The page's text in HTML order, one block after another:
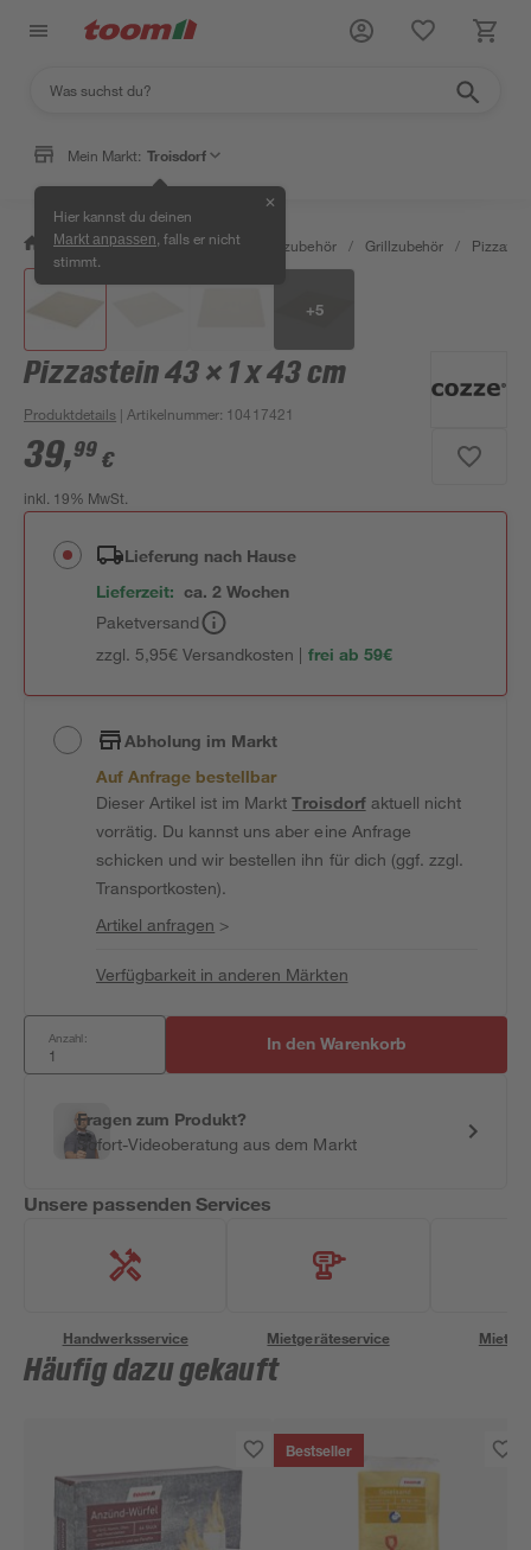
Mein Markt: Troisdorf
Hier kannst du deinen
Markt anpassen , falls er nicht
stimmt.
✕
/ Garten & Freizeit / Grills & Grillzubehör / Grillzubehör /
+5
Pizzastein 43 × 1 x 43 cm
Produktdetails | Artikelnummer: 10417421
39,99 €
inkl. 19% MwSt.
Lieferung nach Hause
Lieferzeit: ca. 2 Wochen
Paketversand
zzgl. 5,95€ Versandkosten | frei ab 59€
Abholung im Markt
Auf Anfrage bestellbar
Dieser Artikel ist im MarktTroisdorfaktuell nicht
vorrätig. Du kannst uns aber eine Anfrage
schicken und wir bestellen ihn für dich (ggf. zzgl.
Transportkosten).
Artikel anfragen >
Verfügbarkeit in anderen Märkten
Anzahl: In den Warenkorb
Fragen zum Produkt?
Sofort-Videoberatung aus dem Markt
Unsere passenden Services
Handwerksservice Mietgeräteservice
Häufig dazu gekauft
Bestseller